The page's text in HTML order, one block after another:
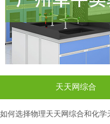
天天网综合
如何选择物理天天网综合和化学